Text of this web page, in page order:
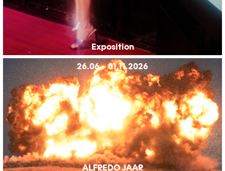
Exposition
26.06 – 01.11.2026
ALFREDO JAAR